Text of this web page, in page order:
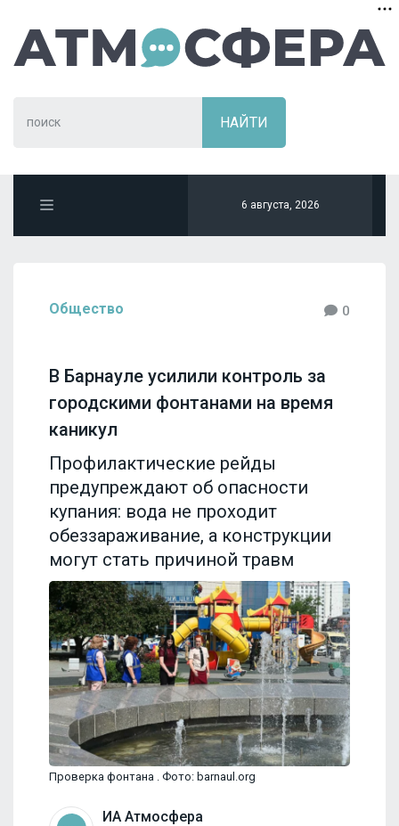
6 августа, 2026
Общество 0
В Барнауле усилили контроль за
городскими фонтанами на время
каникул
Профилактические рейды
предупреждают об опасности
купания: вода не проходит
обеззараживание, а конструкции
могут стать причиной травм
Проверка фонтана . Фото: barnaul.org
ИА Атмосфера